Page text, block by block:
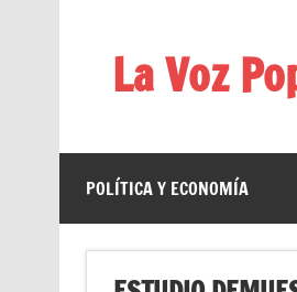
La Voz
POLÍTICA Y ECONOMÍA